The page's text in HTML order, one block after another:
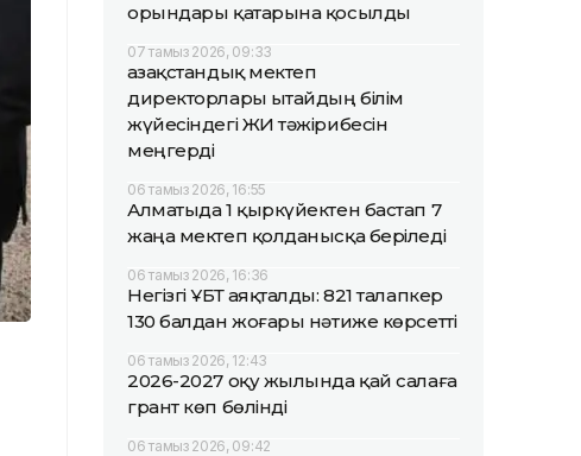
орындары қатарына қосылды
07 тамыз 2026, 09:33
Қазақстандық мектеп
директорлары Қытайдың білім
жүйесіндегі ЖИ тәжірибесін
меңгерді
06 тамыз 2026, 16:55
Алматыда 1 қыркүйектен бастап 7
жаңа мектеп қолданысқа беріледі
06 тамыз 2026, 16:36
Негізгі ҰБТ аяқталды: 821 талапкер
130 балдан жоғары нәтиже көрсетті
06 тамыз 2026, 12:43
2026-2027 оқу жылында қай салаға
грант көп бөлінді
06 тамыз 2026, 09:42